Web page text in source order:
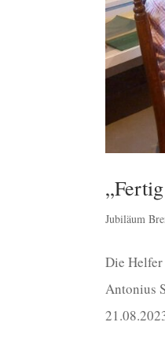
Jubiläum
Die
Antonius